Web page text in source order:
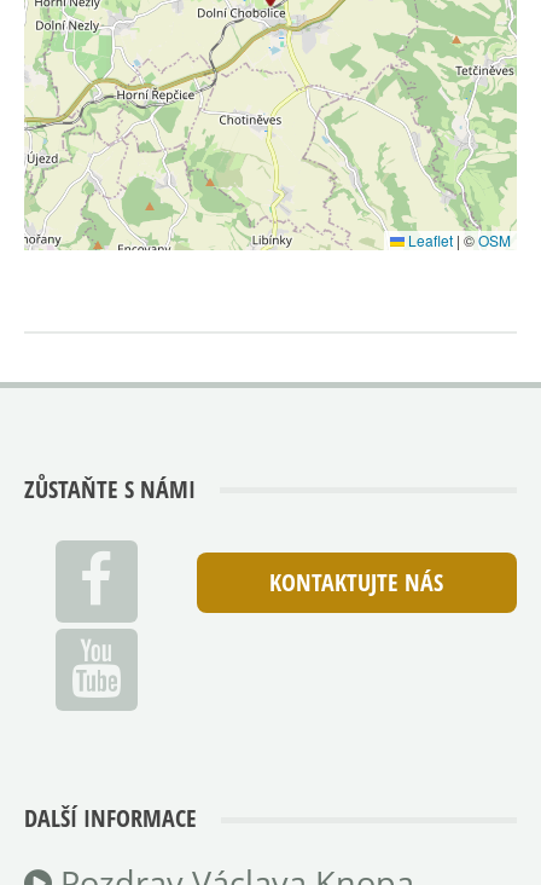
Leaflet | ©OSM
ZŮSTAŇTE S NÁMI
KONTAKTUJTE NÁS
DALŠÍ INFORMACE